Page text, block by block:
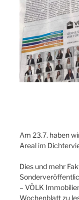
Previ
ous
Am 23.7. haben
Areal im
Dies und mehr
– VÖLK
Wochenblatt zu